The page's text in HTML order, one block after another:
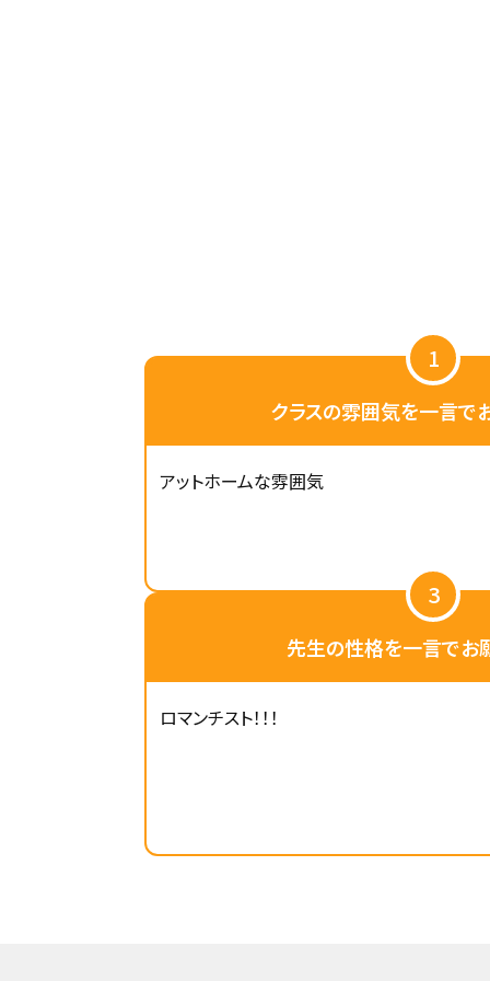
1
クラスの雰囲気を一言で
アットホームな雰囲気
3
先生の性格を一言でお
ロマンチスト！！！